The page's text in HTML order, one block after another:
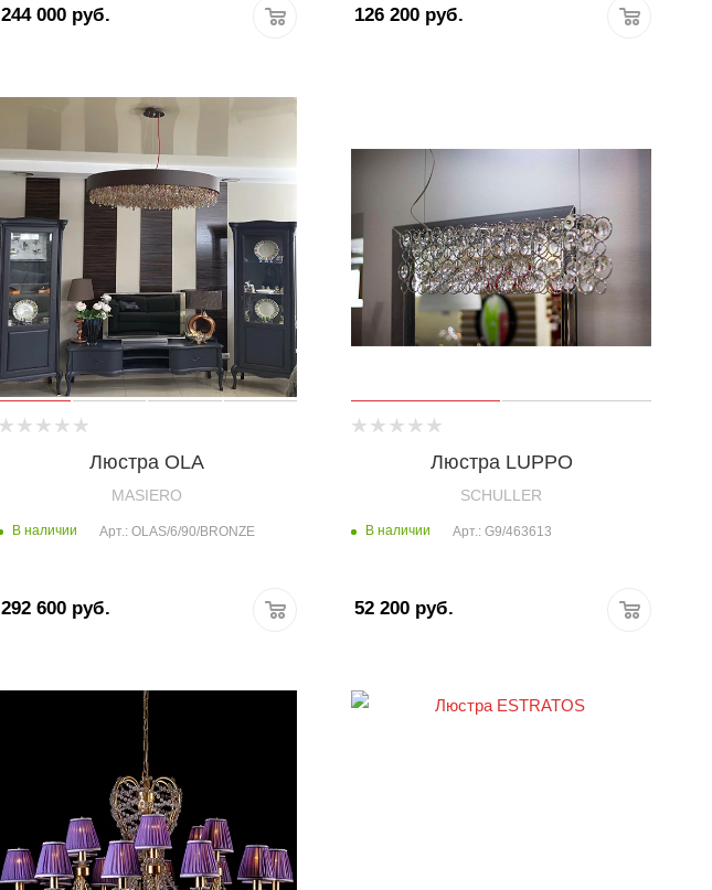
244 000руб. 126 200 руб.
Люстра OLA
MASIERO
В наличии Арт.: OLAS/6/90/BRONZE
292 600руб.
Люстра LUPPO
SCHULLER
В наличии Арт.: G9/463613
52 200 руб.